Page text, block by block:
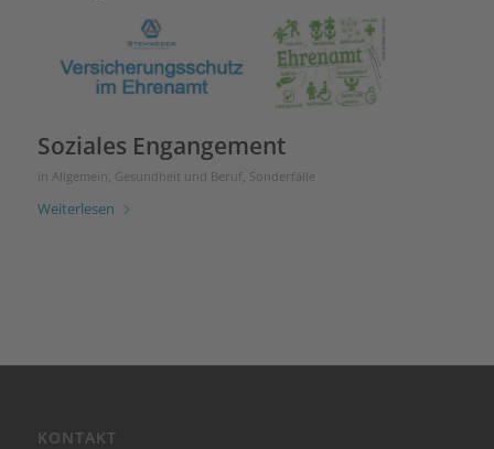
Soziales Engangement
in Allgemein Gesundheit und Beruf, Sonderfälle
Weiterlesen
KONTAKT